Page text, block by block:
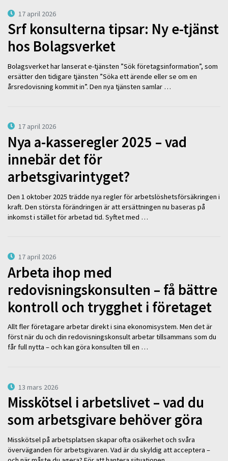
17 april 2026
Srf konsulterna tipsar: Ny e-tjänst
hos Bolagsverket
Bolagsverket har lanserat e-tjänsten ”Sök företagsinformation”, som
ersätter den tidigare tjänsten ”Söka ett ärende eller se om en
årsredovisning kommit in”. Den nya tjänsten samlar …
17 april 2026
Nya a-kasseregler 2025 – vad
innebär det för
arbetsgivarintyget?
Den 1 oktober 2025 trädde nya regler för arbetslöshetsförsäkringen i
kraft. Den största förändringen är att ersättningen nu baseras på
inkomst i stället för arbetad tid. Syftet med …
17 april 2026
Arbeta ihop med
redovisningskonsulten – få bättre
kontroll och trygghet i företaget
Allt fler företagare arbetar direkt i sina ekonomisystem. Men det är
först när du och din redovisningskonsult arbetar tillsammans som du
får full nytta – och kan göra konsulten till en …
13 mars 2026
Misskötsel i arbetslivet – vad du
som arbetsgivare behöver göra
Misskötsel på arbetsplatsen skapar ofta osäkerhet och svåra
överväganden för arbetsgivaren. Vad är du skyldig att acceptera –